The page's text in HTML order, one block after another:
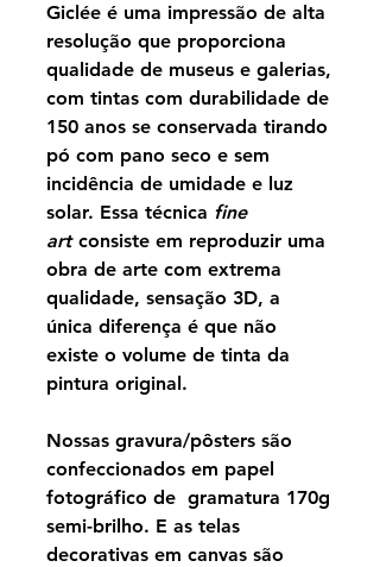
Giclée é uma impressão de alta
resolução que proporciona
qualidade de museus e galerias,
com tintas com durabilidade de
150 anos se conservada tirando
pó com pano seco e sem
incidência de umidade e luz
solar. Essa técnica fine
artconsiste em reproduzir uma
obra de arte com extrema
qualidade, sensação 3D, a
única diferença é que não
existe o volume de tinta da
pintura original.
Nossas gravura/pôsters são
confeccionados em papel
fotográfico de gramatura 170g
semi-brilho. E as telas
decorativas em canvas são